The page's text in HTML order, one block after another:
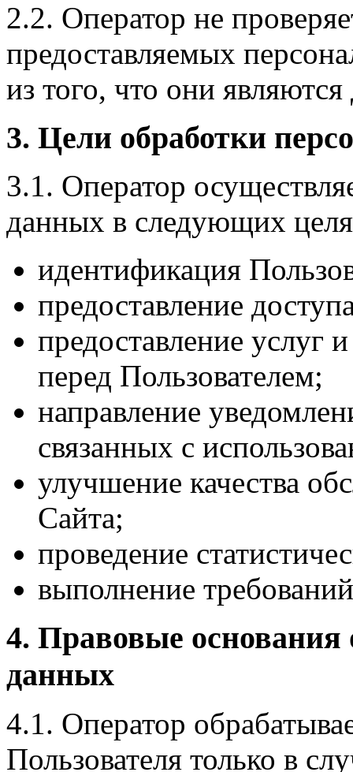
2.2. Оператор не
предоставляемых
из того, что они
3. Цели обработки
3.1. Оператор
данных в следующих
идентификация
предоставление
предоставление услуг
перед Пользователем;
направление
связанных с
улучшение качества
Сайта;
проведение
выполнение
4. Правовые основания
данных
4.1. Оператор
Пользователя только в